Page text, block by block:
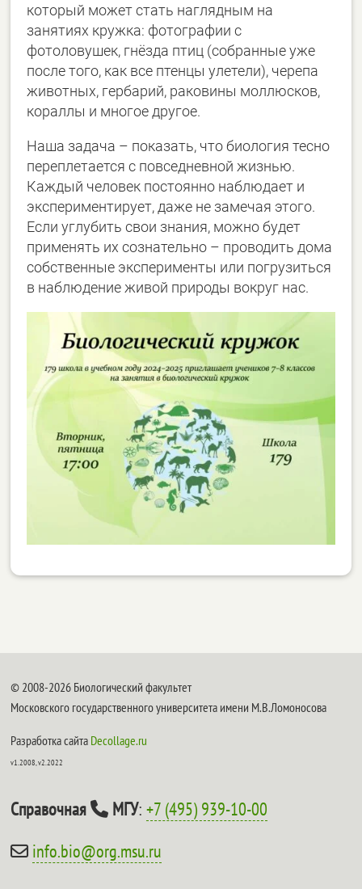
который может стать наглядным на
занятиях кружка: фотографии с
фотоловушек, гнёзда птиц (собранные уже
после того, как все птенцы улетели), черепа
животных, гербарий, раковины моллюсков,
кораллы и многое другое.
Наша задача – показать, что биология тесно
переплетается с повседневной жизнью.
Каждый человек постоянно наблюдает и
экспериментирует, даже не замечая этого.
Если углубить свои знания, можно будет
применять их сознательно – проводить дома
собственные эксперименты или погрузиться
в наблюдение живой природы вокруг нас.
© 2008-2026 Биологический факультет
Московского государственного университета имени М.В.Ломоносова
Разработка сайта Decollage.ru
v1.2008, v2.2022
Справочная МГУ:+7 (495) 939-10-00
info.bio@org.msu.ru